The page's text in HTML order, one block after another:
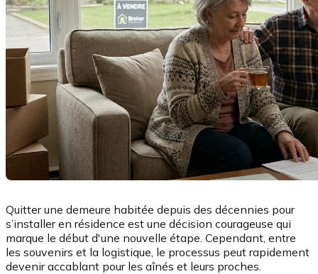
Quitter une demeure habitée depuis des décennies pour
s’installer en résidence est une décision courageuse qui
marque le début d'une nouvelle étape. Cependant, entre
les souvenirs et la logistique, le processus peut rapidement
devenir accablant pour les aînés et leurs proches.